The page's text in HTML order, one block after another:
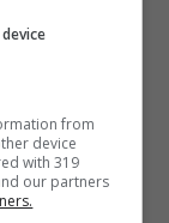
from
device
with 319
our partners